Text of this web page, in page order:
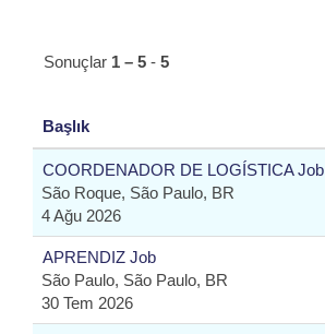
Sonuçlar 1 – 5 - 5
Başlık
COORDENADOR DE LOGÍSTICA Job
São Roque, São Paulo, BR
4 Ağu 2026
APRENDIZ Job
São Paulo, São Paulo, BR
30 Tem 2026